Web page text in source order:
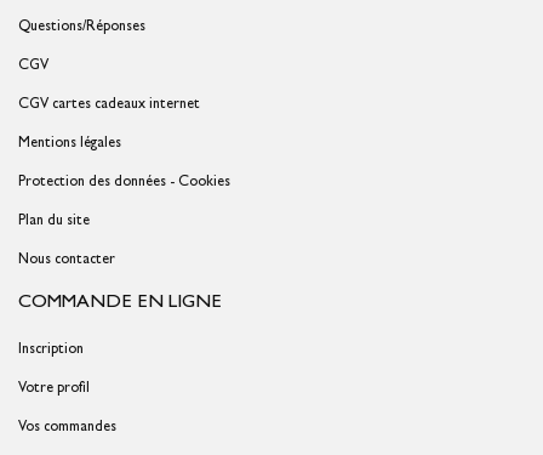
Questions/Réponses
CGV
CGV cartes cadeaux internet
Mentions légales
Protection des données - Cookies
Plan du site
Nous contacter
COMMANDE EN LIGNE
Inscription
Votre profil
Vos commandes